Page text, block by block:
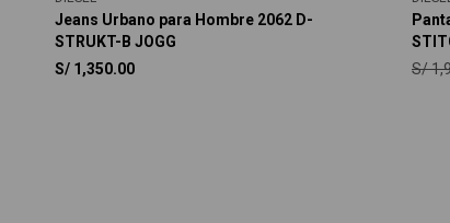
Jeans Urbano para Hombre 2062 D-
STRUKT-B JOGG
S/ 1,350.00 S/